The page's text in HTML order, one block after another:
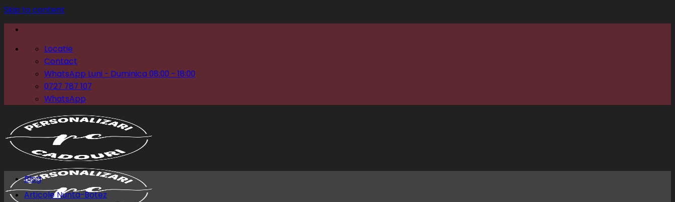
Skip to content
Locatie
Contact
WhatsApp Luni - Duminica 08:00 - 18:00
0727 787 107
WhatsApp
Blog
Articole Nunta-Botez